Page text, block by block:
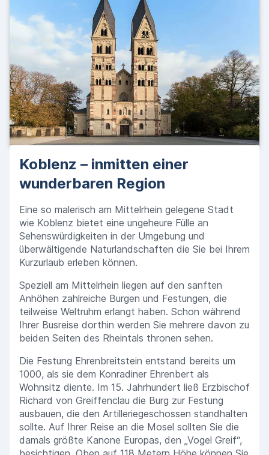
Koblenz – inmitten einer
wunderbaren Region
Eine so malerisch am Mittelrhein gelegene Stadt
wie Koblenz bietet eine ungeheure Fülle an
Sehenswürdigkeiten in der Umgebung und
überwältigende Naturlandschaften die Sie bei Ihrem
Kurzurlaub erleben können.
Speziell am Mittelrhein liegen auf den sanften
Anhöhen zahlreiche Burgen und Festungen, die
teilweise Weltruhm erlangt haben. Schon während
Ihrer Busreise dorthin werden Sie mehrere davon zu
beiden Seiten des Rheintals thronen sehen.
Die Festung Ehrenbreitstein entstand bereits um
1000, als sie dem Konradiner Ehrenbert als
Wohnsitz diente. Im 15. Jahrhundert ließ Erzbischof
Richard von Greiffenclau die Burg zur Festung
ausbauen, die den Artilleriegeschossen standhalten
sollte. Auf Ihrer Reise an die Mosel sollten Sie die
damals größte Kanone Europas, den „Vogel Greif“,